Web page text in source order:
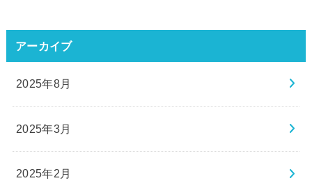
アーカイブ
2025年8月
2025年3月
2025年2月